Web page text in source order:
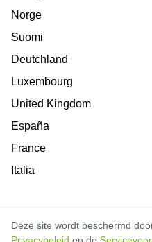
Norge
Suomi
Deutchland
Luxembourg
United Kingdom
España
France
Italia
Deze site wordt beschermd